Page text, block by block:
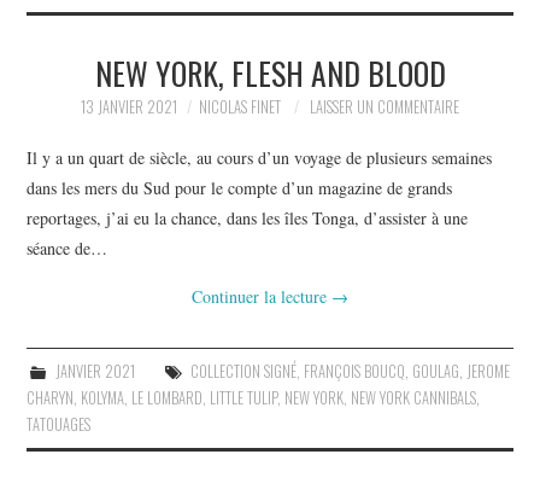
FILMSNEW YORK, FLESH AND BLOOD
13 JANVIER 2021 NICOLAS FINET LAISSER UN COMMENTAIRE
Il y a un quart de siècle, au cours d’un voyage de plusieurs semaines
dans les mers du Sud pour le compte d’un magazine de grands
reportages, j’ai eu la chance, dans les îles Tonga, d’assister à une
séance de…
Continuer la lecture →
JANVIER 2021 COLLECTION SIGNÉ, FRANÇOIS BOUCQ GOULAG JEROME
CHARYN KOLYMA LE LOMBARD LITTLE TULIP, NEW YORK NEW YORK CANNIBALS
TATOUAGES